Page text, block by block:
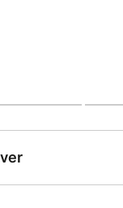
font peur,
Chant